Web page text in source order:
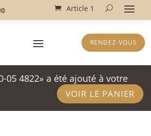
Article 1
RENDEZ-VOUS
05 4822» a été ajouté à votre
VOIR LE PANIER